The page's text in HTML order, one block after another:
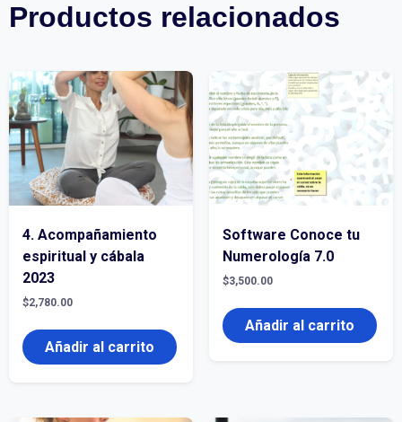
Productos relacionados
4. Acompañamiento
espiritual y cábala
2023
$2,780.00
Añadir al carrito
Software Conoce tu
Numerología 7.0
$3,500.00
Añadir al carrito